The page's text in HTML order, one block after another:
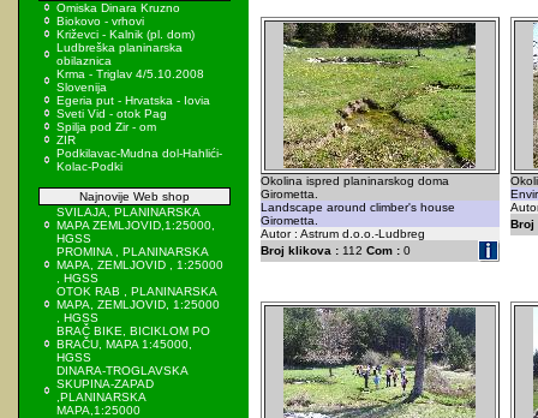
Omiska Dinara Kruzno
Biokovo - vrhovi
Križevci - Kalnik (pl. dom)
Ludbreška planinarska
obilaznica
Krma - Triglav 4/5.10.2008
Slovenija
Egeria put - Hrvatska - Iovia
Sveti Vid - otok Pag
Spilja pod Zir - om
ZIR
Podkilavac-Mudna dol-Hahlići-
Kolac-Podki
Najnovije Web shop
SVILAJA, PLANINARSKA
MAPA ZEMLJOVID,1:25000,
HGSS
PROMINA , PLANINARSKA
MAPA, ZEMLJOVID , 1:25000
, HGSS
OTOK RAB , PLANINARSKA
MAPA, ZEMLJOVID, 1:25000
, HGSS
BRAČ BIKE, BICIKLOM PO
BRAČU, MAPA 1:45000,
HGSS
DINARA-TROGLAVSKA
SKUPINA-ZAPAD
,PLANINARSKA
MAPA,1:25000
Okolina ispred planinarskog doma
Girometta.
Landscape around climber's house
Girometta.
Autor : Astrum d.o.o.-Ludbreg
Broj klikova :112 Com :0
Broj